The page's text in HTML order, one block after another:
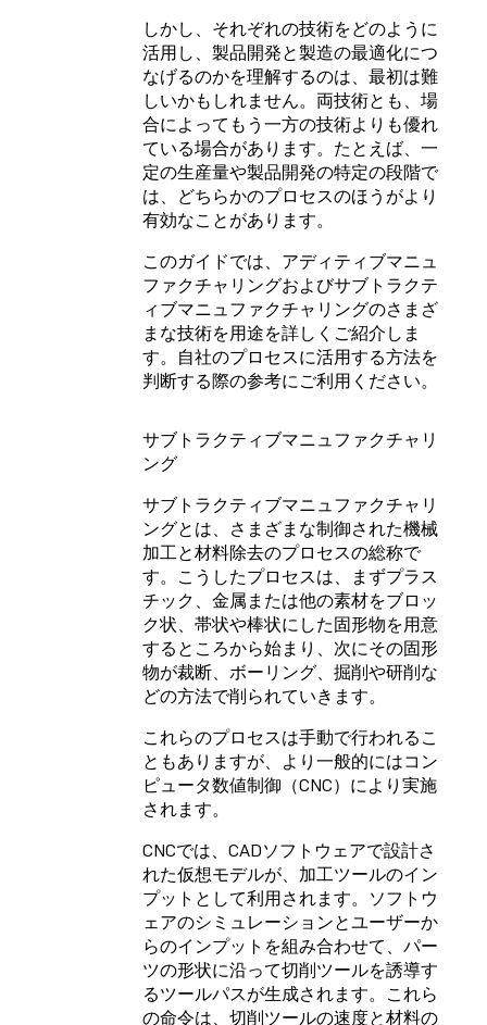
しかし、それぞれの技術をどのように
活用し、製品開発と製造の最適化につ
なげるのかを理解するのは、最初は難
しいかもしれません。両技術とも、場
合によってもう一方の技術よりも優れ
ている場合があります。たとえば、一
定の生産量や製品開発の特定の段階で
は、どちらかのプロセスのほうがより
有効なことがあります。
このガイドでは、アディティブマニュ
ファクチャリングおよびサブトラクテ
ィブマニュファクチャリングのさまざ
まな技術を用途を詳しくご紹介しま
す。自社のプロセスに活用する方法を
判断する際の参考にご利用ください。
サブトラクティブマニュファクチャリ
ング
サブトラクティブマニュファクチャリ
ングとは、さまざまな制御された機械
加工と材料除去のプロセスの総称で
す。こうしたプロセスは、まずプラス
チック、金属または他の素材をブロッ
ク状、帯状や棒状にした固形物を用意
するところから始まり、次にその固形
物が裁断、ボーリング、掘削や研削な
どの方法で削られていきます。
これらのプロセスは手動で行われるこ
ともありますが、より一般的にはコン
ピュータ数値制御（CNC）により実施
されます。
CNCでは、CADソフトウェアで設計さ
れた仮想モデルが、加工ツールのイン
プットとして利用されます。ソフトウ
ェアのシミュレーションとユーザーか
らのインプットを組み合わせて、パー
ツの形状に沿って切削ツールを誘導す
るツールパスが生成されます。これら
の命令は、切削ツールの速度と材料の